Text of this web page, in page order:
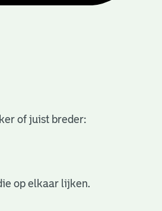
of juist breder:
op elkaar lijken.